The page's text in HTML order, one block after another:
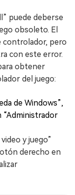
puede deberse
obsoleto. El
controlador, pero
con este error.
obtener
del juego:
de Windows”,
“Administrador
y juego”
derecho en